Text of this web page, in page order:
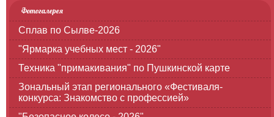
Фотогалерея
Сплав по Сылве-2026
"Ярмарка учебных мест - 2026"
Техника "примакивания" по Пушкинской карте
Зональный этап регионального «Фестиваля-
конкурса: Знакомство с профессией»